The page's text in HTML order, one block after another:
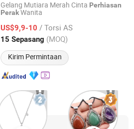
Gelang Mutiara Merah Cinta Perhiasan
PerakWanita
US$9,9-10 / Torsi AS
15 Sepasang (MOQ)
Kirim Permintaan
Harga mulai 2020